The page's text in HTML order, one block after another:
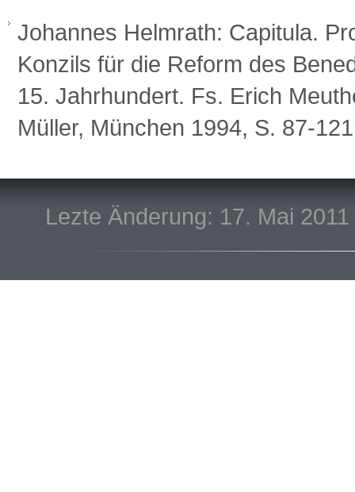
Johannes Helmrath: Capitula.
Konzils für die Reform des
15. Jahrhundert. Fs. Erich
Müller, München 1994, S. 87-
Lezte Änderung: 17. Mai